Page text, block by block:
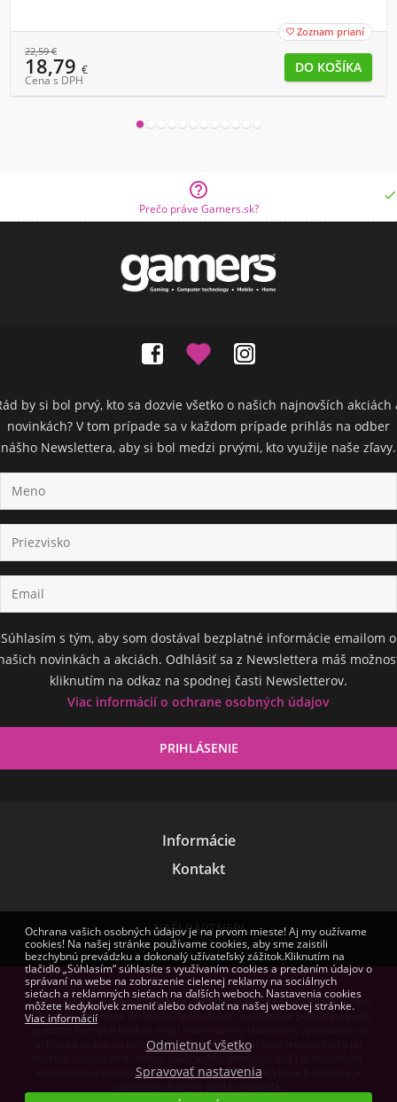
 Zoznam prianí
22,59€
18,79 €
Cena s DPH

Prečo práve Gamers.sk?

by si bol prvý, kto sa dozvie všetko o našich najnovších akciách
novinkách? V tom prípade sa v každom prípade prihlás na odber
nášho Newslettera, aby si bol medzi prvými, kto využije naše zľavy.
Súhlasím s tým, aby som dostával bezplatné informácie emailom o
novinkách a akciách. Odhlásiť sa z Newslettera máš
kliknutím na odkaz na spodnej časti Newsletterov.
Viac informácií o ochrane osobných údajov
Informácie
Kontakt
NAŠI PARTNERI
Zmena cien vyhradená. Niektoré obrázky zobrazené na stránke sú len
ilustračné. Uvedené technické špecifikácie, systémové požiadavky ako
vyhradia právo na prípadné zmeny. Obsah stránky (resp. všetky jej
vlastníctvom Konzolvilág Kft. (NAIH-82255/2014.) Na ich použitie je
Ochrana vašich osobných údajov je na prvom mieste! Aj my oužívame
cookies! Na našej stránke používame cookies, aby sme zaistili
bezchybnú prevádzku a dokonalý užívateľský zážitok.Kliknutím na
tlačidlo „Súhlasím“ súhlasíte s využívaním cookies a predaním údajov o
správaní na webe na zobrazenie cielenej reklamy na sociálnych
sieťach a reklamných sieťach na ďalších weboch. Nastavenia cookies
môžete kedykoľvek zmeniť alebo odvolať na našej webovej stránke.
Viac informácií
Odmietnuť všetko
Spravovať nastavenia